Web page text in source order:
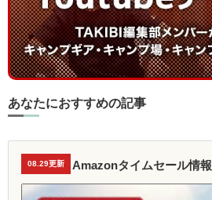
あなたにおすすめの記事
08.29更新 Amazonタイムセール情報